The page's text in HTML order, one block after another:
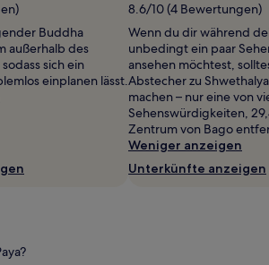
Buddha
außerhalb des
sich ein
einplanen lässt.
8.6/10 (4 Bewertungen)
Wenn du dir während
unbedingt ein paar
ansehen möchtest,
Abstecher zu
machen – nur eine von
Sehenswürdigkeiten,
Zentrum von Bago
Weniger anzeigen
Unterkünfte anzeigen